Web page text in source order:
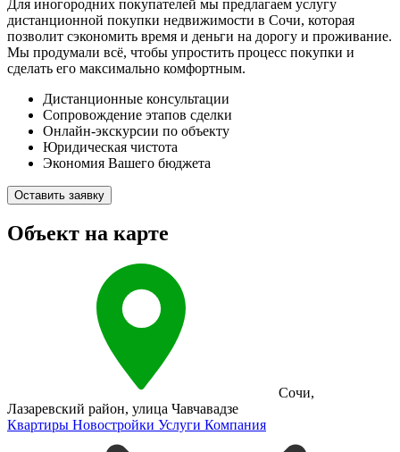
Для иногородних покупателей мы предлагаем услугу
дистанционной покупки недвижимости в Сочи, которая
позволит сэкономить время и деньги на дорогу и проживание.
Мы продумали всё, чтобы упростить процесс покупки и
сделать его максимально комфортным.
Дистанционные консультации
Сопровождение этапов сделки
Онлайн-экскурсии по объекту
Юридическая чистота
Экономия Вашего бюджета
Оставить заявку
Объект на карте
Сочи,
Лазаревский район, улица Чавчавадзе
Квартиры Новостройки Услуги Компания